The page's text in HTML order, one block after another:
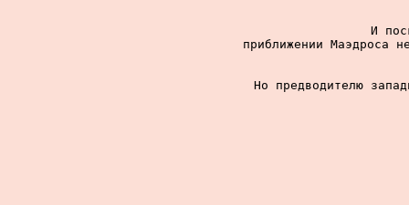
И
приближении Маэдроса
Но предводителю